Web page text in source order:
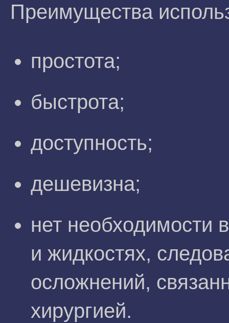
Преимущества
простота;
быстрота;
доступность;
дешевизна;
нет необходимости
и жидкостях,
осложнений,
хирургией.